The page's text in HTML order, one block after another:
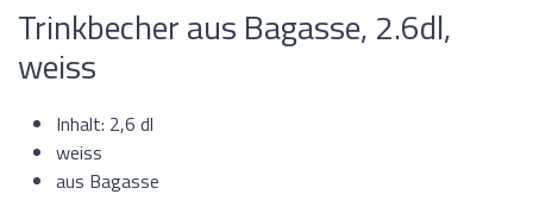
Trinkbecher aus Bagasse, 2.6dl,
weiss
Inhalt: 2,6 dl
weiss
aus Bagasse